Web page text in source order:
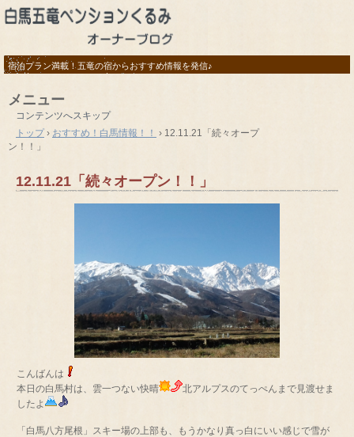
宿泊プラン満載！五竜の宿からおすすめ情報を発信♪
メニュー
コンテンツへスキップ
トップ › おすすめ！白馬情報！！ › 12.11.21「続々オープ
ン！！」
12.11.21「続々オープン！！」
こんばんは
本日の白馬村は、雲一つない快晴
北アルプスのてっぺんまで見渡せま
したよ
「白馬八方尾根」スキー場の上部も、もうかなり真っ白にいい感じで雪が